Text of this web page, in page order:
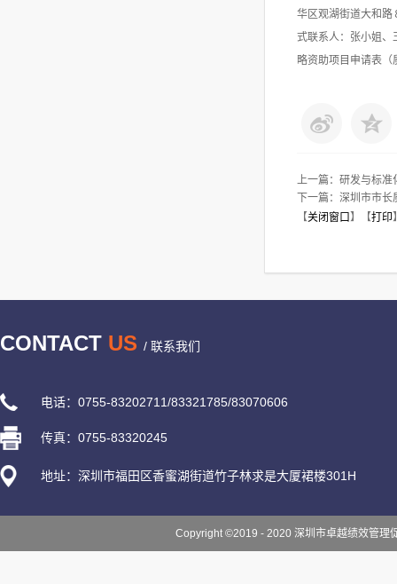
华区观湖街道大和路
式联系人：张小姐
略资助项目申请表
上一篇： 研发与标准
下一篇： 深圳市市长
【关闭窗口 】【打印
CONTACT US / 联系我们
电话：0755-83202711/83321785/83070606
传真：0755-83320245
地址：深圳市福田区香蜜湖街道竹子林求是大厦裙楼301H
Copyright ©2019 - 2020 深圳市卓越绩效管理